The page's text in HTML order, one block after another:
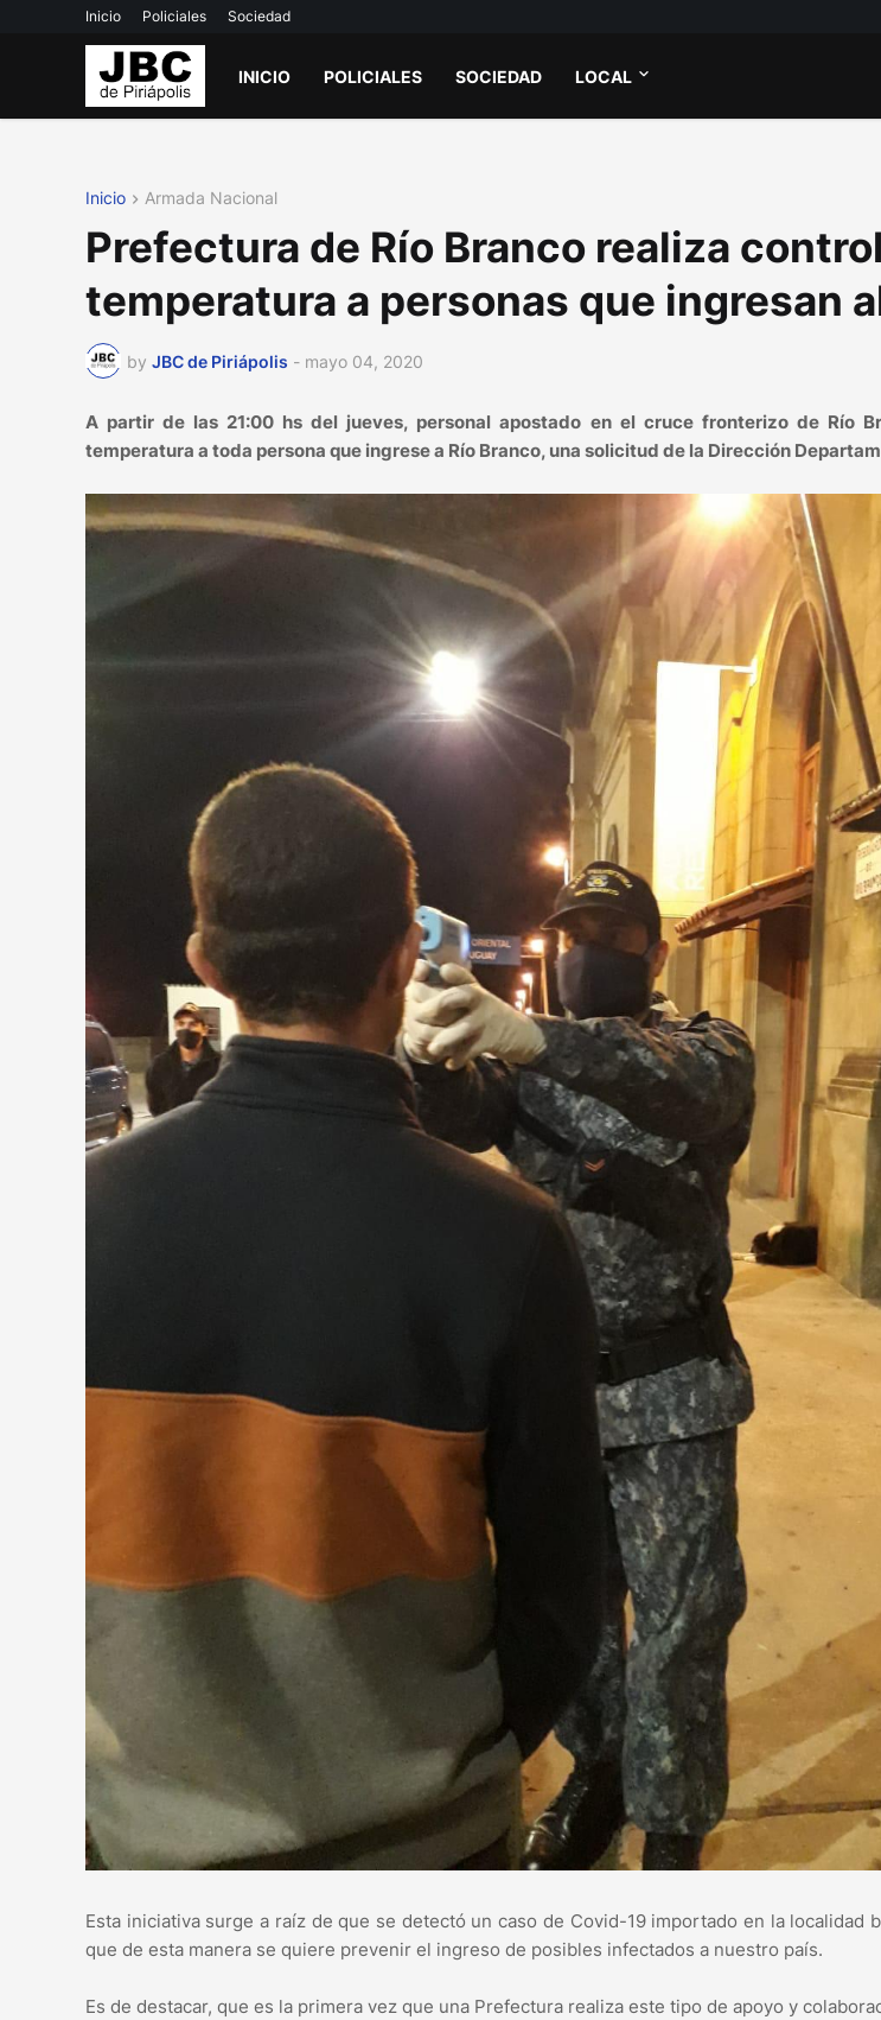
Inicio Policiales Sociedad
INICIO POLICIALES SOCIEDAD LOCAL
Inicio Armada Nacional
Prefectura de Río Branco realiza
temperatura a personas que ingresan
by JBC de Piriápolis - mayo 04, 2020
A partir de las 21:00 hs del jueves, personal apostado en el cruce fronterizo de Río
temperatura a toda persona que ingrese a Río Branco, una solicitud de la Dirección
Esta iniciativa surge a raíz de que se detectó un caso de Covid-19 importado en la localidad
que de esta manera se quiere prevenir el ingreso de posibles infectados a nuestro país.
Es de destacar, que es la primera vez que una Prefectura realiza este tipo de apoyo y